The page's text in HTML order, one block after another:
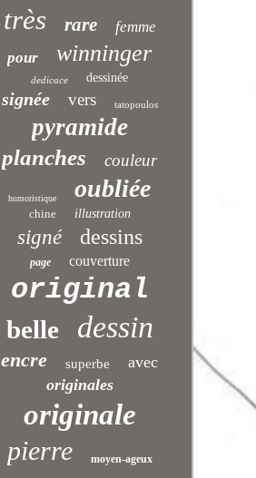
très rare
femme
pour
winninger
dedicace dessinée
signée vers tatopoulos
pyramide
planches couleur
humoristique oubliée
chine illustration
signé dessins
page couverture
original
belle dessin
encre superbe
avec
originales
originale
pierre moyen-ageux